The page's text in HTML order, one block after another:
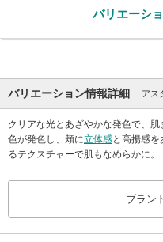
バリエーシ
バリエーション情報詳細 アス
クリアな光とあざやかな発色で、
色が発色し、頬に立体感と高揚感
るテクスチャーで肌もなめらかに。
ブラン